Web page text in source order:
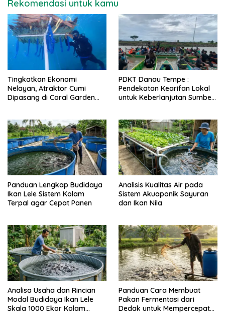
Rekomendasi untuk kamu
Tingkatkan Ekonomi
Nelayan, Atraktor Cumi
Dipasang di Coral Garden
PDKT Danau Tempe :
Pendekatan Kearifan Lokal
untuk Keberlanjutan Sumber
Panduan Lengkap Budidaya
Ikan Lele Sistem Kolam
Terpal agar Cepat Panen
Analisis Kualitas Air pada
Sistem Akuaponik Sayuran
dan Ikan Nila
Analisa Usaha dan Rincian
Modal Budidaya Ikan Lele
Skala 1000 Ekor Kolam
Panduan Cara Membuat
Pakan Fermentasi dari
Dedak untuk Mempercepat